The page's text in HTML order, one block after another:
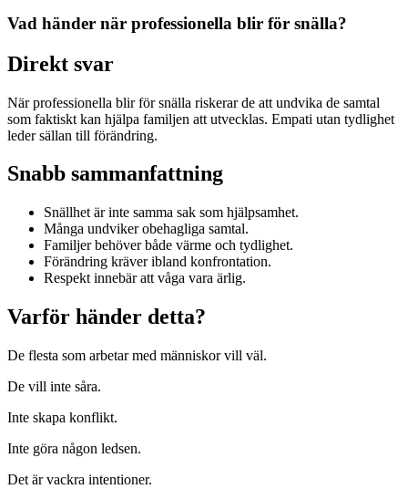
Vad händer när professionella blir för snälla?
Direkt svar
När professionella blir för snälla riskerar de att undvika de samtal
som faktiskt kan hjälpa familjen att utvecklas. Empati utan tydlighet
leder sällan till förändring.
Snabb sammanfattning
Snällhet är inte samma sak som hjälpsamhet.
Många undviker obehagliga samtal.
Familjer behöver både värme och tydlighet.
Förändring kräver ibland konfrontation.
Respekt innebär att våga vara ärlig.
Varför händer detta?
De flesta som arbetar med människor vill väl.
De vill inte såra.
Inte skapa konflikt.
Inte göra någon ledsen.
Det är vackra intentioner.